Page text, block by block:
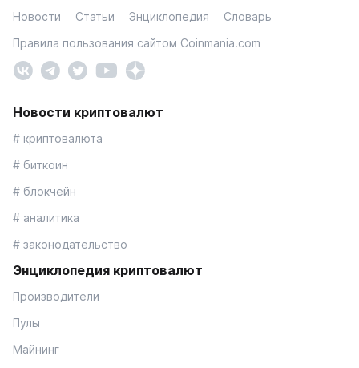
Новости Статьи Энциклопедия
Словарь
Правила пользования сайтом Coinmania.com
Новости криптовалют
# криптовалюта
# биткоин
# блокчейн
# аналитика
# законодательство
Энциклопедия криптовалют
Производители
Пулы
Майнинг